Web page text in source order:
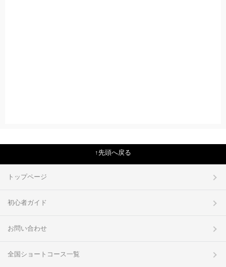
先頭へ戻る
トップページ
初心者ガイド
お問い合わせ
全国ショートコース一覧